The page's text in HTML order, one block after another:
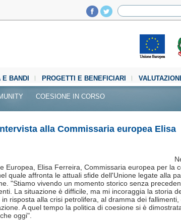
BANDI PROGETTI E BENEFICIARI
COESIONE IN CORSO
alla Commissaria europea Elisa
Europea, Elisa Ferreira, Commissaria europea per la
quale affronta le attuali sfide dell'Unione legate alla
"Stiamo vivendo un momento storico senza
La situazione è difficile, ma mi incoraggia la storia
risposta alla crisi petrolifera, al dramma dei fallimenti,
A quel tempo la politica di coesione si è
oggi".